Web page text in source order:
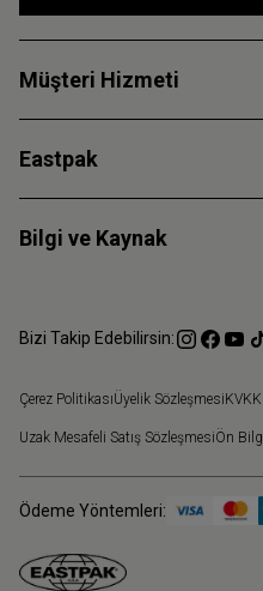
Müşteri Hizmeti
Eastpak
Bilgi ve Kaynak
Bizi Takip Edebilirsin:
Çerez PolitikasıÜyelik Sözleşmesi
Uzak Mesafeli Satış SözleşmesiÖn
Ödeme Yöntemleri: